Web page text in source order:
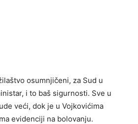
osumnjičeni, za Sud u
i to baš sigurnosti. Sve u
veći, dok je u Vojkovićima
evidenciji na bolovanju.